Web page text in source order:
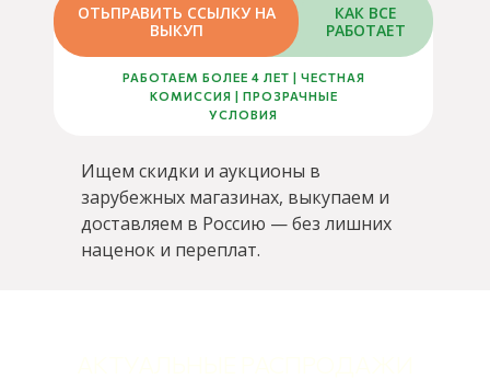
РАБОТАЕМ БОЛЕЕ 4 ЛЕТ | ЧЕСТНАЯ
КОМИССИЯ | ПРОЗРАЧНЫЕ
УСЛОВИЯ
Ищем скидки и аукционы в
зарубежных магазинах, выкупаем и
доставляем в Россию — без лишних
наценок и переплат.
КАК ВСЕ
РАБОТАЕТ
ОТЬПРАВИТЬ ССЫЛКУ НА
ВЫКУП